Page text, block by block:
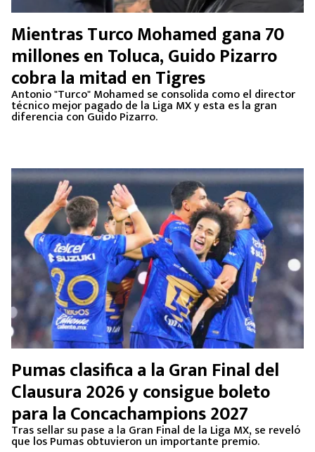
Mientras Turco Mohamed gana 70
millones en Toluca, Guido Pizarro
cobra la mitad en Tigres
Antonio "Turco" Mohamed se consolida como el director
técnico mejor pagado de la Liga MX y esta es la gran
diferencia con Guido Pizarro.
Pumas clasifica a la Gran Final del
Clausura 2026 y consigue boleto
para la Concachampions 2027
Tras sellar su pase a la Gran Final de la Liga MX, se reveló
que los Pumas obtuvieron un importante premio.